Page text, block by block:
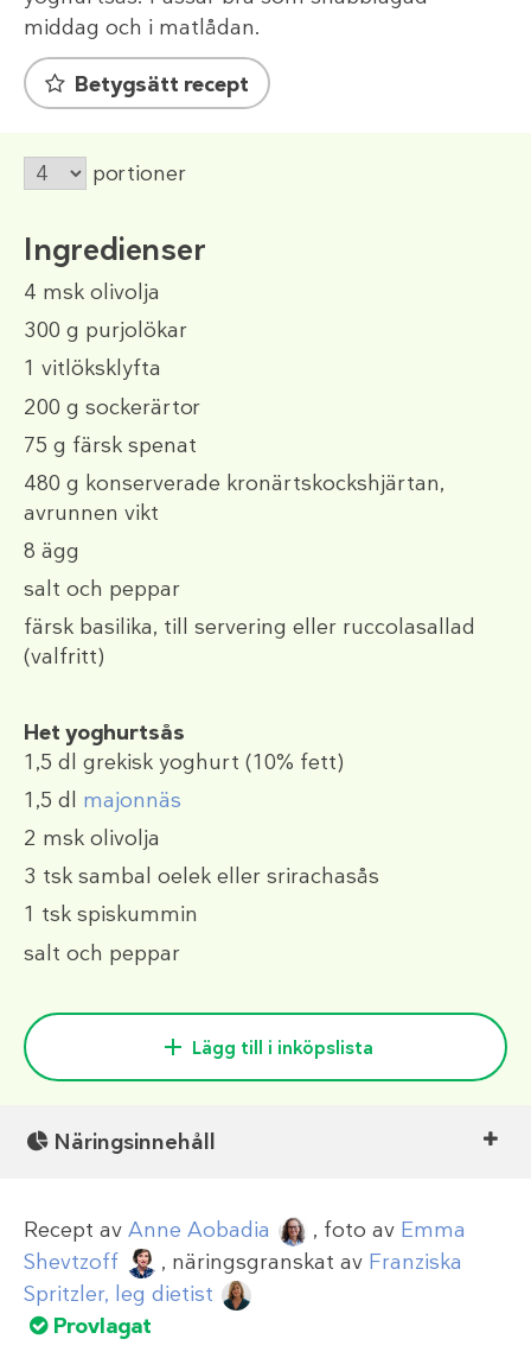
middag och i matlådan.
Betygsätt recept
portioner
Ingredienser
4 msk olivolja
300 g purjolökar
1 vitlöksklyfta
200 g sockerärtor
75 g färsk spenat
480 g konserverade kronärtskockshjärtan,
avrunnen vikt
8 ägg
salt och peppar
färsk basilika, till servering eller ruccolasallad
(valfritt)
Het yoghurtsås
1,5 dl grekisk yoghurt (10% fett)
1,5 dl majonnäs
2 msk olivolja
3 tsk sambal oelek eller srirachasås
1 tsk spiskummin
salt och peppar
Lägg till i inköpslista
Näringsinnehåll
Recept av Anne Aobadia , foto av Emma
Shevtzoff
, näringsgranskat av Franziska
Spritzler, leg dietist
Provlagat